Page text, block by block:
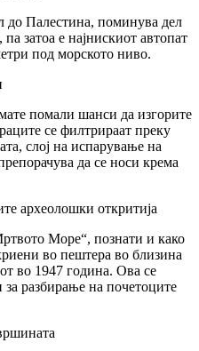
до Палестина, поминува дел
затоа е најнискиот автопат
под морското ниво.
помали шанси да изгорите
се филтрираат преку
слој на испарување на
да се носи крема
археолошки откритија
Море“, познати и како
во пештера во близина
во 1947 година. Ова се
за разбирање на почетоците